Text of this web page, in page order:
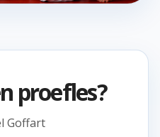
proefles?
Goffart